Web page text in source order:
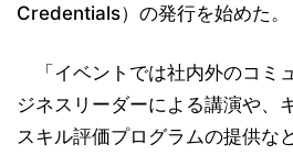
Credentials）の発行を始めた。
「イベントでは社内外のコミ
ジネスリーダーによる講演や、
スキル評価プログラムの提供な